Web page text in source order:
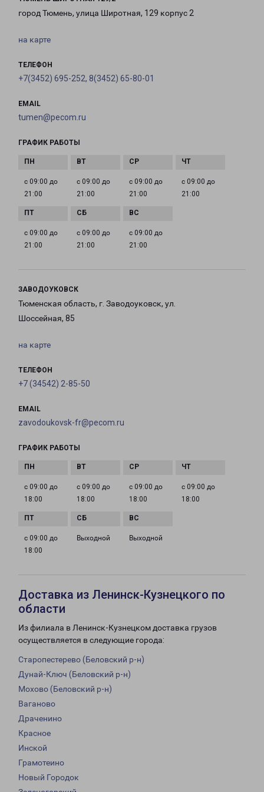
город Тюмень, улица Широтная, 129 корпус 2
на карте
ТЕЛЕФОН
+7(3452) 695-252, 8(3452) 65-80-01
EMAIL
tumen@pecom.ru
ГРАФИК РАБОТЫ
с 09:00 до
21:00
с 09:00 до
21:00
с 09:00 до
21:00
с 09:00 до
21:00
с 09:00 до
21:00
с 09:00 до
21:00
с 09:00 до
21:00
ЗАВОДОУКОВСК
Тюменская область, г. Заводоуковск, ул.
Шоссейная, 85
на карте
ТЕЛЕФОН
+7 (34542) 2-85-50
EMAIL
zavodoukovsk-fr@pecom.ru
ГРАФИК РАБОТЫ
с 09:00 до
18:00
с 09:00 до
18:00
с 09:00 до
18:00
с 09:00 до
18:00
с 09:00 до
18:00
Выходной Выходной
Доставка из Ленинск-Кузнецкого по
области
Из филиала в Ленинск-Кузнецком доставка грузов
осуществляется в следующие города:
Старопестерево (Беловский р-н)
Дунай-Ключ (Беловский р-н)
Мохово (Беловский р-н)
Ваганово
Драченино
Красное
Инской
Грамотеино
Новый Городок